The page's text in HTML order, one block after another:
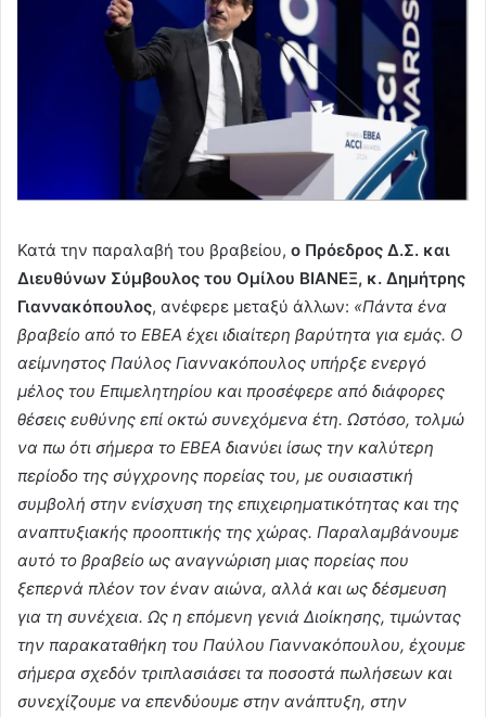
Κατά την παραλαβή του βραβείου, ο Πρόεδρος Δ.Σ. και
Διευθύνων Σύμβουλος του Ομίλου ΒΙΑΝΕΞ, κ. Δημήτρης
Γιαννακόπουλος, ανέφερε μεταξύ άλλων: «Πάντα ένα
βραβείο από το ΕΒΕΑ έχει ιδιαίτερη βαρύτητα για εμάς. Ο
αείμνηστος Παύλος Γιαννακόπουλος υπήρξε ενεργό
μέλος του Επιμελητηρίου και προσέφερε από διάφορες
θέσεις ευθύνης επί οκτώ συνεχόμενα έτη. Ωστόσο, τολμώ
να πω ότι σήμερα το ΕΒΕΑ διανύει ίσως την καλύτερη
περίοδο της σύγχρονης πορείας του, με ουσιαστική
συμβολή στην ενίσχυση της επιχειρηματικότητας και της
αναπτυξιακής προοπτικής της χώρας. Παραλαμβάνουμε
αυτό το βραβείο ως αναγνώριση μιας πορείας που
ξεπερνά πλέον τον έναν αιώνα, αλλά και ως δέσμευση
για τη συνέχεια. Ως η επόμενη γενιά Διοίκησης, τιμώντας
την παρακαταθήκη του Παύλου Γιαννακόπουλου, έχουμε
σήμερα σχεδόν τριπλασιάσει τα ποσοστά πωλήσεων και
συνεχίζουμε να επενδύουμε στην ανάπτυξη, στην